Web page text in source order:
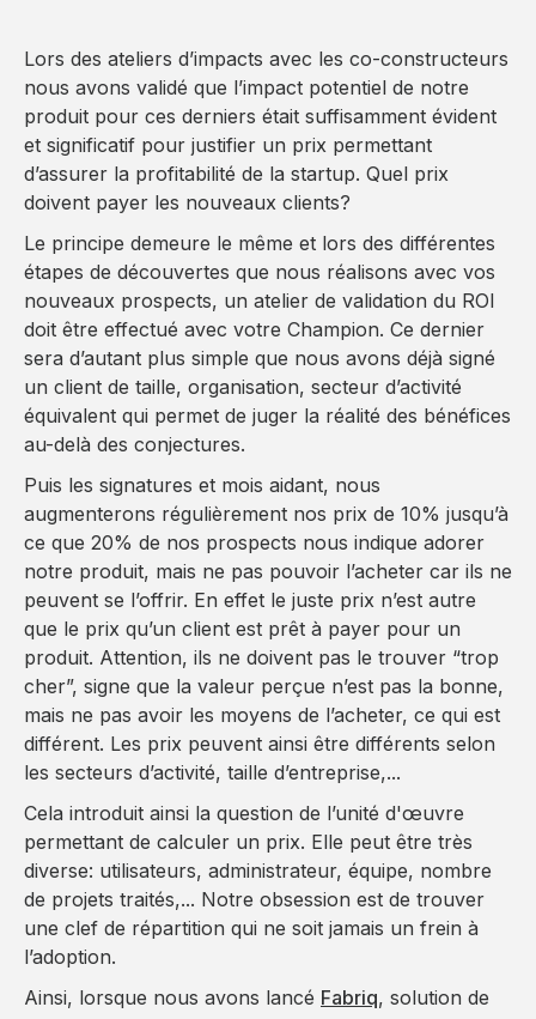
Lors des ateliers d’impacts avec les co-constructeurs
nous avons validé que l’impact potentiel de notre
produit pour ces derniers était suffisamment évident
et significatif pour justifier un prix permettant
d’assurer la profitabilité de la startup. Quel prix
doivent payer les nouveaux clients?
Le principe demeure le même et lors des différentes
étapes de découvertes que nous réalisons avec vos
nouveaux prospects, un atelier de validation du ROI
doit être effectué avec votre Champion. Ce dernier
sera d’autant plus simple que nous avons déjà signé
un client de taille, organisation, secteur d’activité
équivalent qui permet de juger la réalité des bénéfices
au-delà des conjectures.
Puis les signatures et mois aidant, nous
augmenterons régulièrement nos prix de 10% jusqu’à
ce que 20% de nos prospects nous indique adorer
notre produit, mais ne pas pouvoir l’acheter car ils ne
peuvent se l’offrir. En effet le juste prix n’est autre
que le prix qu’un client est prêt à payer pour un
produit. Attention, ils ne doivent pas le trouver “trop
cher”, signe que la valeur perçue n’est pas la bonne,
mais ne pas avoir les moyens de l’acheter, ce qui est
différent. Les prix peuvent ainsi être différents selon
les secteurs d’activité, taille d’entreprise,...
Cela introduit ainsi la question de l’unité d'œuvre
permettant de calculer un prix. Elle peut être très
diverse: utilisateurs, administrateur, équipe, nombre
de projets traités,... Notre obsession est de trouver
une clef de répartition qui ne soit jamais un frein à
l’adoption.
Ainsi, lorsque nous avons lancé Fabriq, solution de